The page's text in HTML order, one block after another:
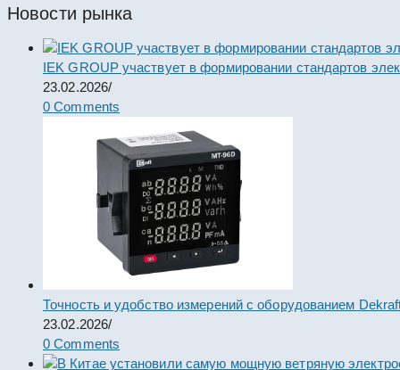
Новости рынка
IEK GROUP участвует в формировании стандартов
23.02.2026/
0 Comments
Точность и удобство измерений с оборудованием
23.02.2026/
0 Comments